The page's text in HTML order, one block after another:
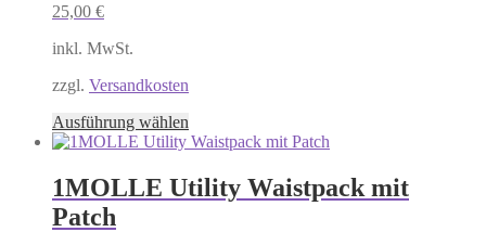
25,00 €
inkl. MwSt.
zzgl. Versandkosten
Ausführung wählen
Produkt
mehrere
Varianten
1MOLLE Utility Waistpack mit
Patch